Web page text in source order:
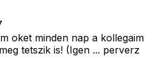
oket minden nap a kollegaim
tetszik is! (Igen ... perverz